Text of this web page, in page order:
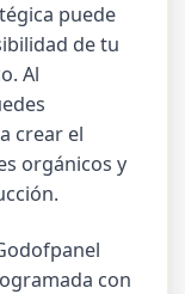
puede
de tu
Al
crear el
orgánicos y
con